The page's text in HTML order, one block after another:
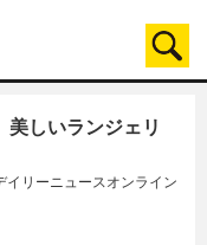
美しいランジェリ
イリーニュースオンライン